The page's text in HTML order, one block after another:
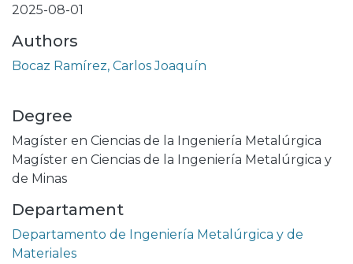
2025-08-01
Authors
Bocaz Ramírez, Carlos Joaquín
Degree
Magíster en Ciencias de la Ingeniería Metalúrgica
Magíster en Ciencias de la Ingeniería Metalúrgica y
de Minas
Departament
Departamento de Ingeniería Metalúrgica y de
Materiales